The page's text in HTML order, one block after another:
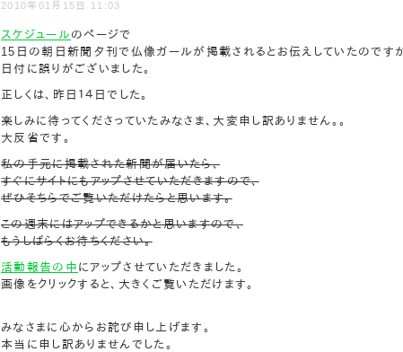
2010年01月15日 11:03
スケジュール のページで
15日の朝日新聞夕刊で仏像ガールが掲載されるとお伝えしていたのですが
日付に誤りがございました。
正しくは、昨日１４日でした。
楽しみに待ってくださっていたみなさま、大変申し訳ありません。。
大反省です。
私の手元に掲載された新聞が届いたら、
すぐにサイトにもアップさせていただきますので、
ぜひそちらでご覧いただけたらと思います。
この週末にはアップできるかと思いますので、
もうしばらくお待ちください。
活動報告の中 にアップさせていただきました。
画像をクリックすると、大きくご覧いただけます。
みなさまに心からお詫び申し上げます。
本当に申し訳ありませんでした。